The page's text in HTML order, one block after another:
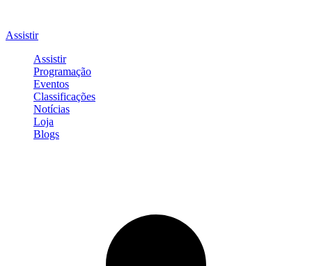
Assistir
Assistir
Programação
Eventos
Classificações
Notícias
Loja
Blogs